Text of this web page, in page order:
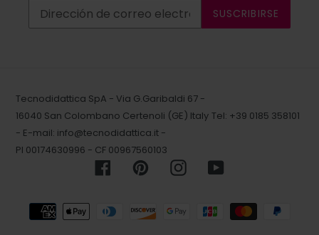
SUSCRIBIRSE
Tecnodidattica SpA - Via G.Garibaldi 67 -
16040 San Colombano Certenoli (GE) Italy Tel: +39 0185 358101
- E-mail: info@tecnodidattica.it -
PI 00174630996 - CF 00967560103
FacebookPinterestInstagram
Métodos